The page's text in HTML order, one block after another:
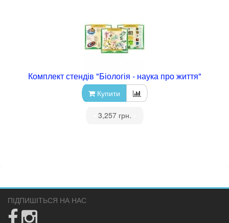
Комплект стендів "Біологія - наука про життя"
Купити
3,257 грн.
ПІДПИШІТЬСЯ НА НАС